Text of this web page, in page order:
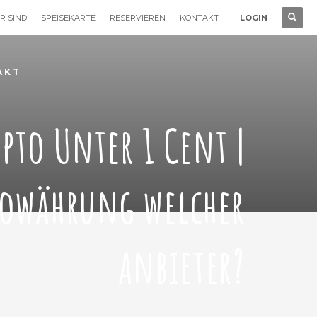
SIND SPEISEKARTE RESERVIEREN KONTAKT LOGIN
Unter 1 Cent |
welcher